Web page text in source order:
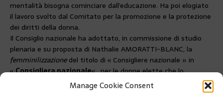
Manage Cookie Consent
mentalità bisogna cominciare dall’educazione. Ha poi elogiato
il lavoro svolto dal Comitato per la promozione e la protezione
dei diritti della donna.
Il Consiglio nazionale ha adottato, in commissione di studio
plenaria e su proposta di Nathalie AMORATTI-BLANC, la
femminilizzazionedel titolo di « Consigliere nazionale » in
«Consigliera nazionale« , per le donne elette che lo
desiderano. Le stesse disposizioni sono state adottate per
quanto riguarda il personale permanente dell’Istituzione.